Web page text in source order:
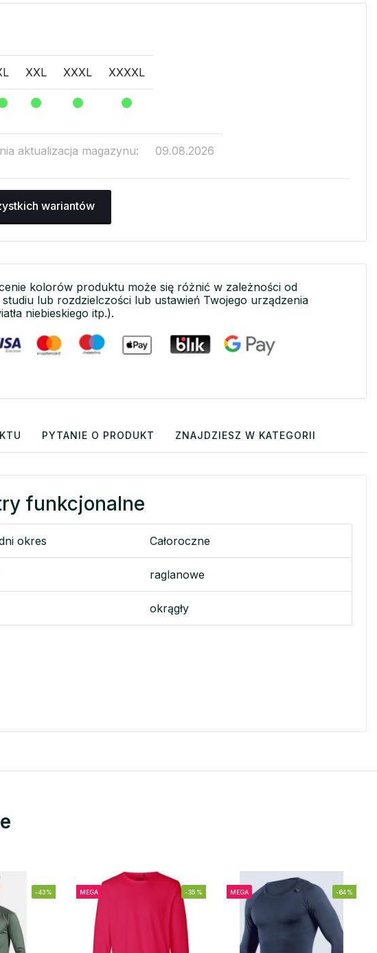
XXL XXXL XXXXL
aktualizacja magazynu: 09.08.2026
wariantów
kolorów produktu może się różnić w zależności od
lub rozdzielczości lub ustawień Twojego urządzenia
niebieskiego itp.).
PYTANIE O PRODUKT ZNAJDZIESZ W KATEGORII
funkcjonalne
okres Całoroczne
raglanowe
okrągły
-43% MEGA -35% MEGA -64%